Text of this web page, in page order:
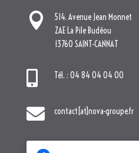

514. Avenue Jean Monnet
ZAE La Pile Budéou
13760 SAINT-CANNAT
 Tél. : 04 84 04 04 00
 contact[at]nova-groupe.fr